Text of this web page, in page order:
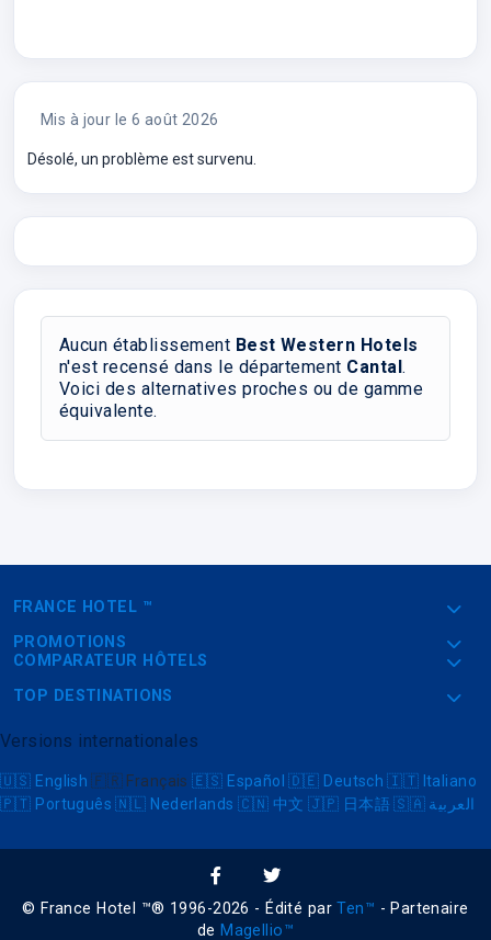
Mis à jour le 6 août 2026
Désolé, un problème est survenu.
Aucun établissement Best Western Hotels
n'est recensé dans le département Cantal.
Voici des alternatives proches ou de gamme
équivalente.
FRANCE HOTEL ™
COMPARATEUR HÔTELS
TOP DESTINATIONS
PROMOTIONS
Versions internationales
🇺🇸 English 🇫🇷 Français 🇪🇸 Español 🇩🇪 Deutsch 🇮🇹 Italiano
🇵🇹 Português 🇳🇱 Nederlands 🇨🇳 中文 🇯🇵 日本語🇸🇦 العربية
© France Hotel ™® 1996-2026 - Édité parTen™ - Partenaire
de Magellio™